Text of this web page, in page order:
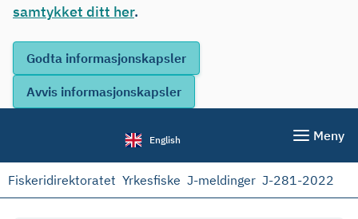
samtykket ditt her.
English Meny
Fiskeridirektoratet Yrkesfiske J-meldinger J-281-2022